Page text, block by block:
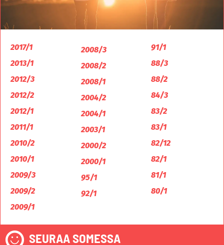
2017/1
2013/1
2012/3
2012/2
2012/1
2011/1
2010/2
2010/1
2009/3
2009/2
2009/1
2008/3
2008/2
2008/1
2004/2
2004/1
2003/1
2000/2
2000/1
95/1
92/1
91/1
88/3
88/2
84/3
83/2
83/1
82/12
82/1
81/1
80/1
SEURAA SOMESSA